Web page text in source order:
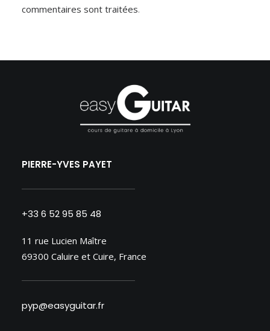
commentaires sont traitées.
PIERRE-YVES PAYET
+33 6 52 95 85 48
11 rue Lucien Maître
69300 Caluire et Cuire, France
pyp@easyguitar.fr